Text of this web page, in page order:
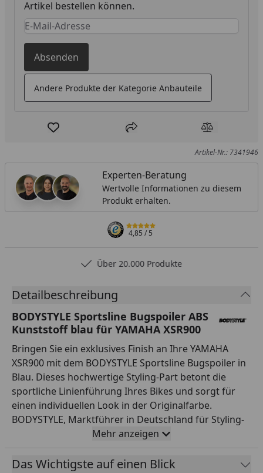
Artikel bestellen können.
Keine Eingabe erforderlich
Eingabe erforderlich
Absenden
Andere Produkte der Kategorie Anbauteile
Produkt zur Wunschliste hinzufügen
Teilen Produkt
Artikel-Nr.: 7341946
Experten-Beratung
Wertvolle Informationen zu diesem
Produkt erhalten.
4,85/ 5
Über 20.000 Produkte
Detailbeschreibung
BODYSTYLE Sportsline Bugspoiler ABS
Kunststoff blau für YAMAHA XSR900
Bringen Sie ein exklusives Finish an Ihre YAMAHA
XSR900 mit dem BODYSTYLE Sportsline Bugspoiler in
Blau. Dieses hochwertige Styling-Part betont die
sportliche Linienführung Ihres Bikes und sorgt für
einen individuellen Look in der Originalfarbe.
BODYSTYLE, Marktführer in Deutschland für Styling-
Parts, garantiert unter dem Dach der Fechter Drive
Motorsport GmbH deutsche Präzision bis ins Detail.
Gefertigt aus hochfestem ABS-Kunststoff, ist dieser
Mehr anzeigen
Das Wichtigste auf einen Blick